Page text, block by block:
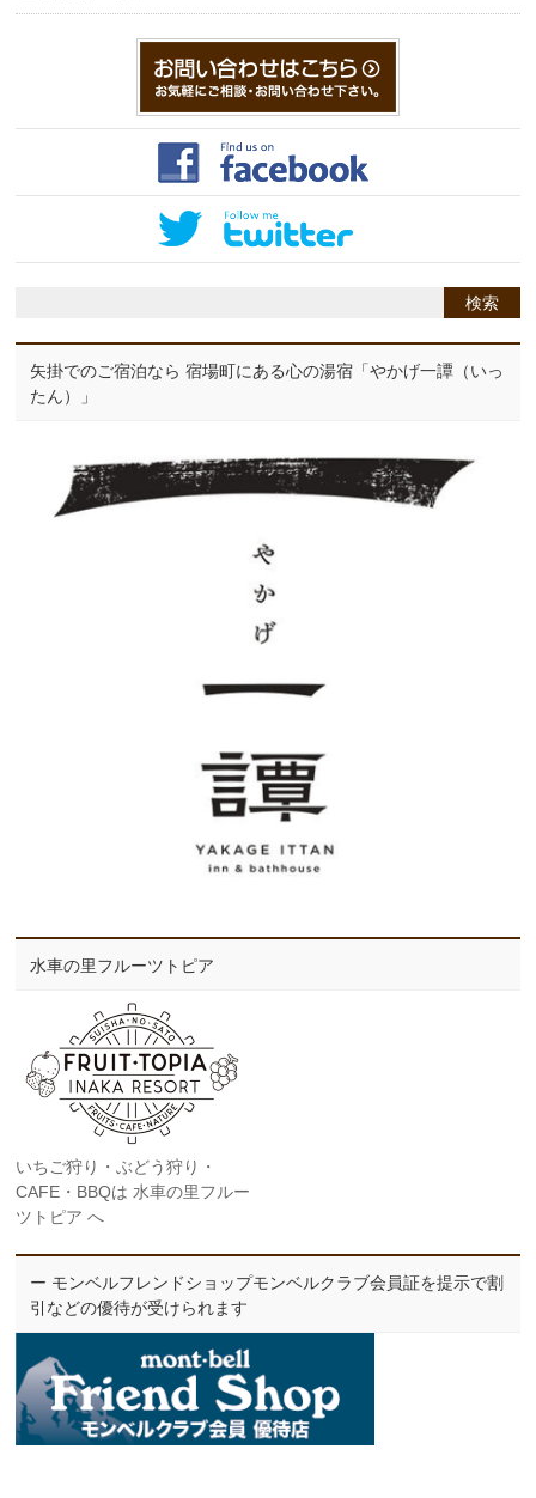
矢掛でのご宿泊なら 宿場町にある心の湯宿「やかげ一譚（いっ
たん）」
水車の里フルーツトピア
いちご狩り・ぶどう狩り・
CAFE・BBQは 水車の里フルー
ツトピア へ
ー モンベルフレンドショップモンベルクラブ会員証を提示で割
引などの優待が受けられます